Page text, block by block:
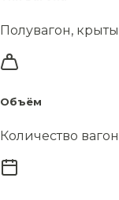
Полувагон,
Объём
Количество